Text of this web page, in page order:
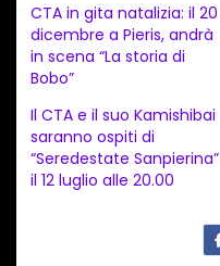
a
m
e
n
t
o
CTA in gita natalizia: il 20
dicembre a Pieris, andrà
in scena “La storia di
Bobo”
Il CTA e il suo Kamishibai
saranno ospiti di
“Seredestate Sanpierina”
il 12 luglio alle 20.00